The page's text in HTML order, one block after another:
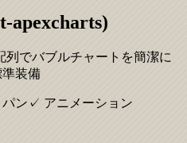
apexcharts)
列でバブルチャートを簡潔に
装備
ン ✓ アニメーション